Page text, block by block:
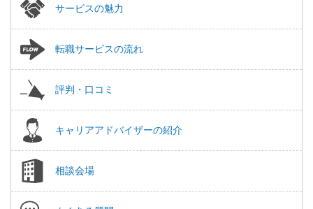
サービスの魅力
転職サービスの流れ
評判・口コミ
キャリアアドバイザーの紹介
相談会場